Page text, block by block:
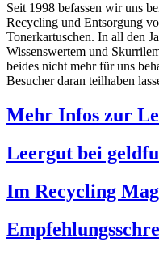
Seit 1998 befassen wir uns
Recycling und Entsorgung
Tonerkartuschen. In all den
Wissenswertem und
beides nicht mehr für uns
Besucher daran teilhaben
Mehr Infos zur
Leergut bei
Im Recycling